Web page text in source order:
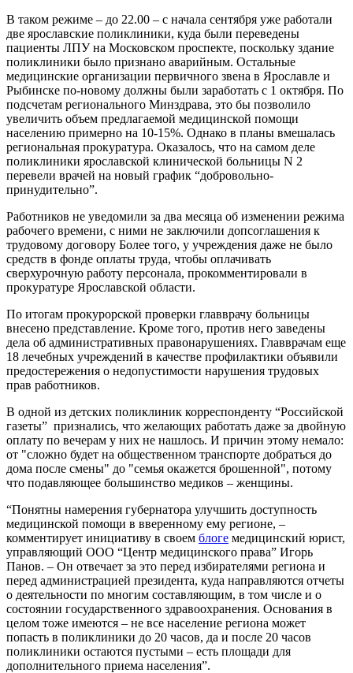
В таком режиме – до 22.00 – с начала сентября уже работали
две ярославские поликлиники, куда были переведены
пациенты ЛПУ на Московском проспекте, поскольку здание
поликлиники было признано аварийным. Остальные
медицинские организации первичного звена в Ярославле и
Рыбинске по-новому должны были заработать с 1 октября. По
подсчетам регионального Минздрава, это бы позволило
увеличить объем предлагаемой медицинской помощи
населению примерно на 10-15%. Однако в планы вмешалась
региональная прокуратура. Оказалось, что на самом деле
поликлиники ярославской клинической больницы N 2
перевели врачей на новый график “добровольно-
принудительно”.
Работников не уведомили за два месяца об изменении режима
рабочего времени, с ними не заключили допсоглашения к
трудовому договору Более того, у учреждения даже не было
средств в фонде оплаты труда, чтобы оплачивать
сверхурочную работу персонала, прокомментировали в
прокуратуре Ярославской области.
По итогам прокурорской проверки главврачу больницы
внесено представление. Кроме того, против него заведены
дела об административных правонарушениях. Главврачам еще
18 лечебных учреждений в качестве профилактики объявили
предостережения о недопустимости нарушения трудовых
прав работников.
В одной из детских поликлиник корреспонденту “Российской
газеты” признались, что желающих работать даже за двойную
оплату по вечерам у них не нашлось. И причин этому немало:
от "сложно будет на общественном транспорте добраться до
дома после смены" до "семья окажется брошенной", потому
что подавляющее большинство медиков – женщины.
“Понятны намерения губернатора улучшить доступность
медицинской помощи в вверенному ему регионе, –
комментирует инициативу в своем блоге медицинский юрист,
управляющий ООО “Центр медицинского права” Игорь
Панов. – Он отвечает за это перед избирателями региона и
перед администрацией президента, куда направляются отчеты
о деятельности по многим составляющим, в том числе и о
состоянии государственного здравоохранения. Основания в
целом тоже имеются – не все население региона может
попасть в поликлиники до 20 часов, да и после 20 часов
поликлиники остаются пустыми – есть площади для
дополнительного приема населения”.